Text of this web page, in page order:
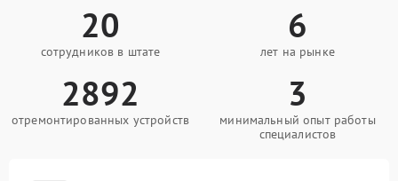
20
сотрудников в штате
6
лет на рынке
2892
отремонтированных устройств
3
минимальный опыт работы
специалистов